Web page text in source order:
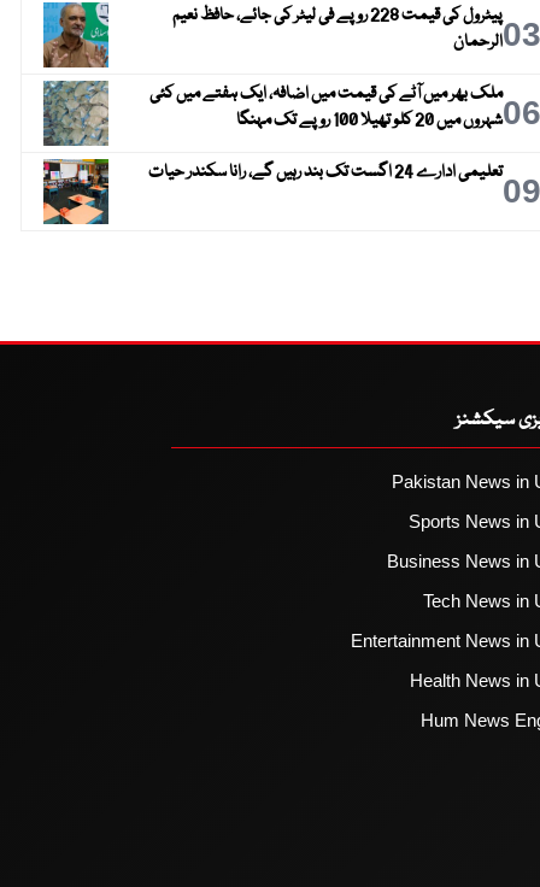
03
پیٹرول کی قیمت 228 روپے فی لیٹر کی جائے، حافظ نعیم
الرحمان
06ملک بھر میں آٹے کی قیمت میں اضافہ، ایک ہفتے میں کئی
شہروں میں 20 کلو تھیلا 100 روپے تک مہنگا
09تعلیمی ادارے 24 اگست تک بند رہیں گے، رانا سکندر حیات
سیکشنز
Pakistan News in
Sports News in
Business News in
Tech News in
Entertainment News in
Health News in
Hum News